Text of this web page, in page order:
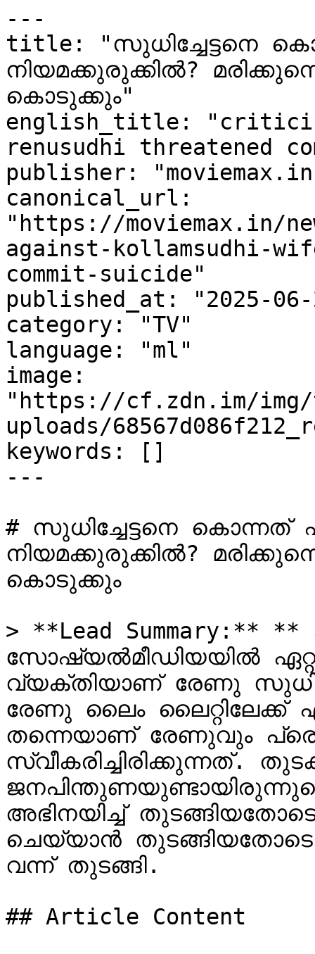
---
title: "സുധിച്ചേട്ടനെ
നിയമക്കുരുക്കിൽ?
കൊടുക്കും"
english_title:
renusudhi threatened
publisher:
canonical_url:
"https://moviemax.in/
against-kollamsudhi-
commit-suicide"
published_at: "2025-06-
category: "TV"
language: "ml"
image:
"https://cf.zdn.im/img/
uploads/
keywords: []
---
# സുധിച്ചേട്ടനെ
നിയമക്കുരുക്കിൽ?
കൊടുക്കും
> **Lead Summary:**
സോഷ്യൽമീഡിയയിൽ
വ്യക്തിയാണ് രേണു സുധി.
രേണു ലൈം ലൈറ്റിലേക്ക്
തന്നെയാണ് രേണുവും
സ്വീകരിച്ചിരിക്കുന്നത്.
അഭിനയിച്ച്
ചെയ്യാൻ
വന്ന് തുടങ്ങി.
## Article Content